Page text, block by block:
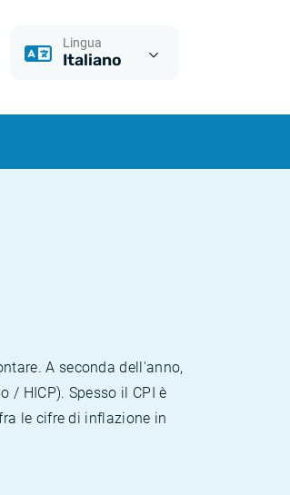
Lingua
Italiano
A seconda dell'anno,
/ HICP). Spesso il CPI è
le cifre di inflazione in